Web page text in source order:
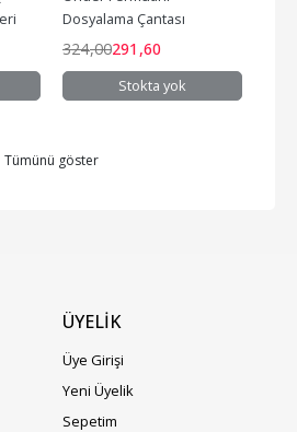
Dosyalama Çantası
Raınbow Pembe 129
324,00291 ,60
Stokta yok
Tümünü göster
ÜYELIK
Üye Girişi
Yeni Üyelik
Sepetim